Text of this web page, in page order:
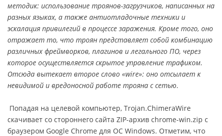
методик: использование троянов-загрузчиков, написанных на
разных языках, а также антиотладочные техники и
эскалация привилегий в процессе заражения. Кроме того, оно
отражает то, что троян представляет собой комбинацию
различных фреймворков, плагинов и легального ПО, через
которое осуществляется скрытое управление трафиком.
Отсюда вытекает второе слово «wire»: оно отсылает к
невидимой и вредоносной работе трояна с сетью.
Попадая на целевой компьютер, Trojan.ChimeraWire
скачивает со стороннего сайта ZIP-архив chrome-win.zip с
браузером Google Chrome для ОС Windows. Отметим, что